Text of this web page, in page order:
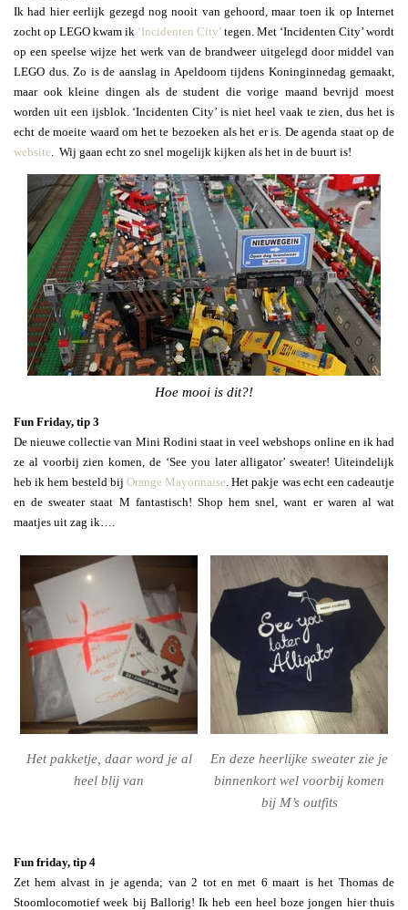
Ik had hier eerlijk gezegd nog nooit van gehoord, maar toen ik op Internet
zocht op LEGO kwam ik ‘Incidenten City’ tegen. Met ‘Incidenten City’ wordt
op een speelse wijze het werk van de brandweer uitgelegd door middel van
LEGO dus. Zo is de aanslag in Apeldoorn tijdens Koninginnedag gemaakt,
maar ook kleine dingen als de student die vorige maand bevrijd moest
worden uit een ijsblok. ‘Incidenten City’ is niet heel vaak te zien, dus het is
echt de moeite waard om het te bezoeken als het er is. De agenda staat op de
website. Wij gaan echt zo snel mogelijk kijken als het in de buurt is!
Hoe mooi is dit?!
Fun Friday, tip 3
De nieuwe collectie van Mini Rodini staat in veel webshops online en ik had
ze al voorbij zien komen, de ‘See you later alligator’ sweater! Uiteindelijk
heb ik hem besteld bij Orange Mayonnaise. Het pakje was echt een cadeautje
en de sweater staat M fantastisch! Shop hem snel, want er waren al wat
maatjes uit zag ik….
Het pakketje, daar word je al
heel blij van
En deze heerlijke sweater zie je
binnenkort wel voorbij komen
bij M’s outfits
Fun friday, tip 4
Zet hem alvast in je agenda; van 2 tot en met 6 maart is het Thomas de
Stoomlocomotief week bij Ballorig! Ik heb een heel boze jongen hier thuis